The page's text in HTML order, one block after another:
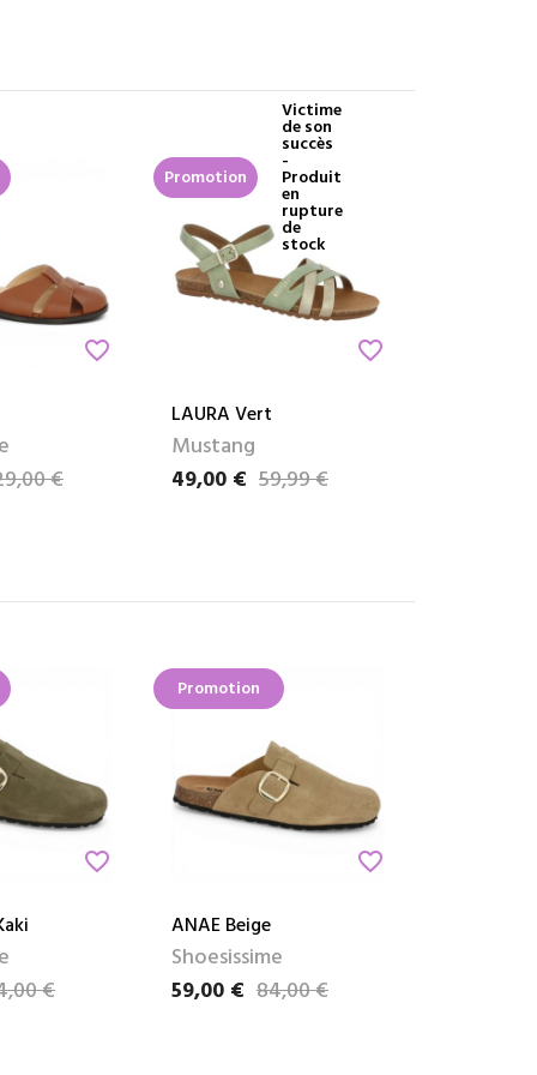
favorite_border
€
Promotion
Victime
de son
succès
-
Produit
en
rupture
de
stock
favorite_border
LAURA Vert
Mustang
Prix
49,00 €
Prix de base59,99 €
favorite_border
€
Promotion
favorite_border
ANAE Beige
Shoesissime
Prix
59,00 €
Prix de base84,00 €